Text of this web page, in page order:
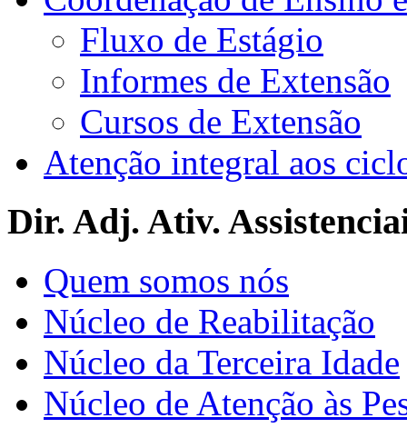
Fluxo de Estágio
Informes de Extensão
Cursos de Extensão
Atenção integral aos
Dir. Adj. Ativ.
Quem somos nós
Núcleo de Reabilitação
Núcleo da Terceira Idade
Núcleo de Atenção às